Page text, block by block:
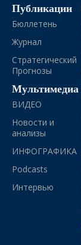
Публикации
Бюллетень
Журнал
Стратегический
Прогнозы
Мультимедиа
ВИДЕО
Новости и
анализы
ИНФОГРАФИКА
Podcasts
Интервью